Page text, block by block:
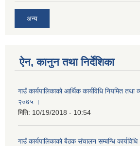
अन्य
ऐन, कानुन तथा निर्देशिका
गाउँ कार्यपालिकाको आर्थिक कार्यविधि नियमित तथा
२०७५ ।
मिति: 10/19/2018 - 10:54
गाउँ कार्यपालिकाको बैठक संचालन सम्बन्धि